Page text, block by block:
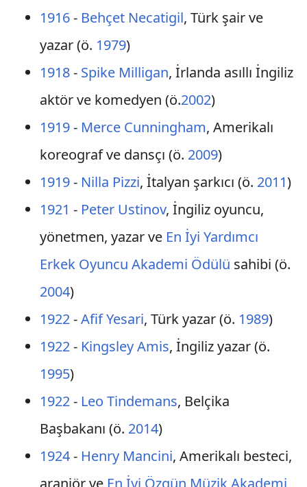
1916- Behçet Necatigil, Türk şair ve
yazar (ö. 1979)
1918- Spike Milligan, İrlanda asıllı İngiliz
aktör ve komedyen (ö.2002)
1919- Merce Cunningham, Amerikalı
koreograf ve dansçı (ö. 2009)
1919- Nilla Pizzi, İtalyan şarkıcı (ö. 2011)
1921 - Peter Ustinov, İngiliz oyuncu,
yönetmen, yazar ve En İyi Yardımcı
Erkek Oyuncu Akademi Ödülü sahibi (ö.
2004)
1922-Afif Yesari, Türk yazar (ö. 1989)
1922- Kingsley Amis, İngiliz yazar (ö.
1995)
1922- Leo Tindemans, Belçika
Başbakanı (ö. 2014)
1924- Henry Mancini, Amerikalı besteci,
aranjör ve En İyi Özgün Müzik Akademi